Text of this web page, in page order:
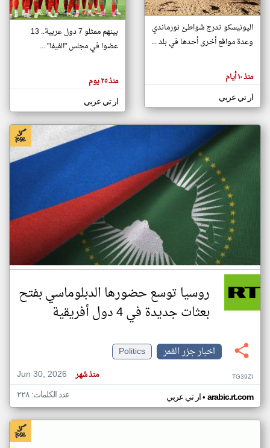
تغيير الدولة
اخبار جزر القمر على مدار الساعة
أهم اخبار جزر القمر العاجلة والمباشرة
هنا عن
وجهة
كاتبيها.
اليونيسكو تدرج شواطئ نورماندي
وعدة مواقع أخرى أحدها في بلد ...
منذ ١٠ أيام
ار تي عربي
بينهم ممثلو 7 دول عربية.. 13
عضوا في مجلس "الفيفا" ...
منذ ٢٥ يوم
ار تي عربي
روسيا توسع حضورها الدبلوماسي بفتح
بعثات جديدة في 4 دول أفريقية
اخبار جزر القمر
Politics
Jun 30, 2026
منذ شهر TG39ZI
ار تي عربي• arabic.rt.com عدد الكلمات: ٢٢٨
klyoum.com